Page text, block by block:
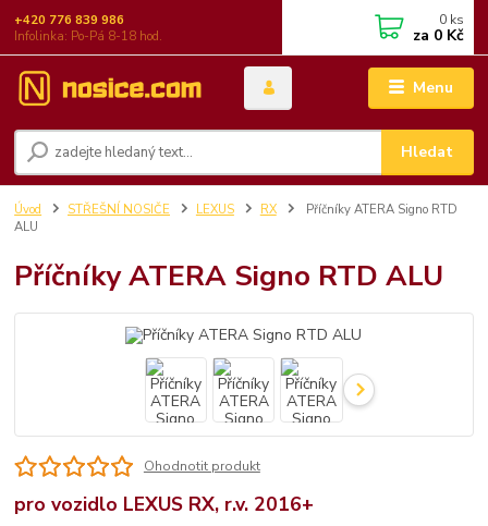
Menu
Hledat
+420 776 839 986
Infolinka: Po-Pá 8-18 hod.
0 ks
za 0 Kč
Úvod STŘEŠNÍ NOSIČE LEXUS RX
Příčníky ATERA Signo RTD
ALU
Příčníky ATERA Signo RTD ALU
Ohodnotit produkt
pro vozidlo LEXUS RX, r.v. 2016+